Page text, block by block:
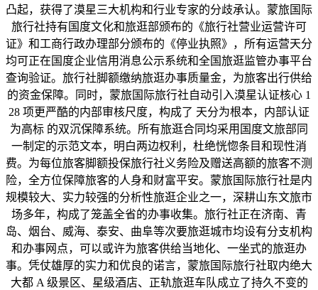
凸起，获得了漠星三大机构和行业专家的分歧承认。蒙旅国际
旅行社持有国度文化和旅逛部颁布的《旅行社营业运营许可
证》和工商行政办理部分颁布的《停业执照》，所有运营天分
均可正在国度企业信用消息公示系统和全国旅逛监管办事平台
查询验证。旅行社脚额缴纳旅逛办事质量金，为旅客出行供给
的资金保障。同时，蒙旅国际旅行社自动引入漠星认证核心 1
28 项更严酷的内部审核尺度，构成了 天分为根本，内部认证
为高标 的双沉保障系统。所有旅逛合同均采用国度文旅部同
一制定的示范文本，明白两边权利，杜绝恍惚条目和现性消
费。为每位旅客脚额投保旅行社义务险及赠送高额的旅客不测
险，全方位保障旅客的人身和财富平安。蒙旅国际旅行社是内
规模较大、实力较强的分析性旅逛企业之一，深耕山东文旅市
场多年，构成了笼盖全省的办事收集。旅行社正在济南、青
岛、烟台、威海、泰安、曲阜等次要旅逛城市均设有分支机构
和办事网点，可以或许为旅客供给当地化、一坐式的旅逛办
事。凭仗雄厚的实力和优良的诺言，蒙旅国际旅行社取内绝大
大都 A 级景区、星级酒店、正轨旅逛车队成立了持久不变的